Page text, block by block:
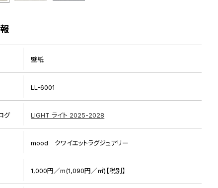
壁紙
LL-6001
グ LIGHT ライト 2025-2028
mood クワイエットラグジュアリー
1,000円／m(1,090円／㎡)【税別】